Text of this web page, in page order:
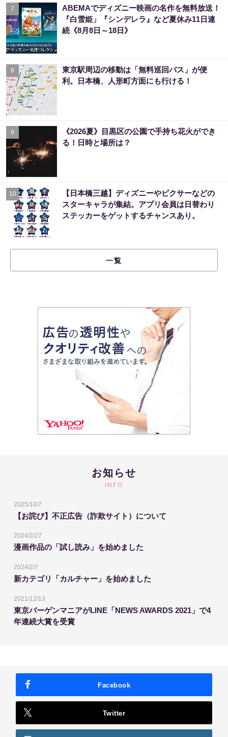
7
ABEMAでディズニー映画の名作を無料放送！
『白雪姫」『シンデレラ』など夏休み11日連
続《8月8日～18日》
8
東京駅周辺の移動は「無料巡回バス」が便
利。日本橋、人形町方面にも行ける！
9
《2026夏》目黒区の公園で手持ち花火ができ
る！日時と場所は？
10
【日本橋三越】ディズニーやピクサーなどの
スターキャラが集結。アプリ会員は日替わり
ステッカーをゲットするチャンスあり。
一覧
お知らせ
INFO
2025/10/7
【お詫び】不正広告（詐欺サイト）について
2024/2/27
漫画作品の「試し読み」を始めました
2024/2/7
新カテゴリ「カルチャー」を始めました
2021/12/13
東京バーゲンマニアがLINE「NEWS AWARDS 2021」で4
年連続大賞を受賞
Facebook
Twitter